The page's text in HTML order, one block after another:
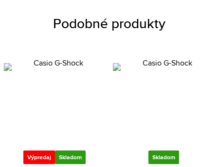
Podobné produkty
Výpredaj Skladom Skladom